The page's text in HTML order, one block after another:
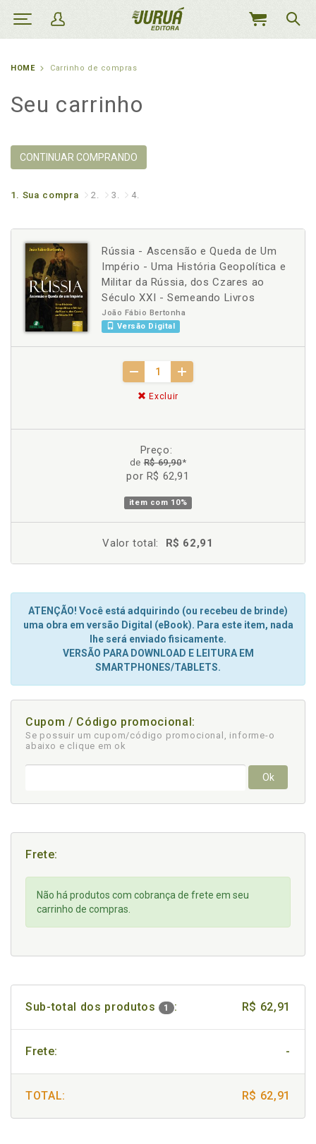
MEU
HOME Carrinho de compras
Seu carrinho
CONTINUAR COMPRANDO
1. Sua compra 2. 3. 4.
Rússia - Ascensão e Queda de Um
Império - Uma História Geopolítica e
Militar da Rússia, dos Czares ao
Século XXI - Semeando Livros
João Fábio Bertonha
Versão Digital
Excluir
Preço:
deR$ 69,90*
por R$ 62,91
item com 10%
Valor total: R$ 62,91
ATENÇÃO! Você está adquirindo (ou recebeu de brinde)
uma obra em versão Digital (eBook). Para este item, nada
lhe será enviado fisicamente.
VERSÃO PARA DOWNLOAD E LEITURA EM
SMARTPHONES/TABLETS.
Cupom / Código promocional:
Se possuir um cupom/código promocional, informe-o
abaixo e clique em ok
Ok
Frete:
Não há produtos com cobrança de frete em seu
carrinho de compras.
Sub-total dos produtos 1 : R$ 62,91
Frete: -
TOTAL: R$ 62,91